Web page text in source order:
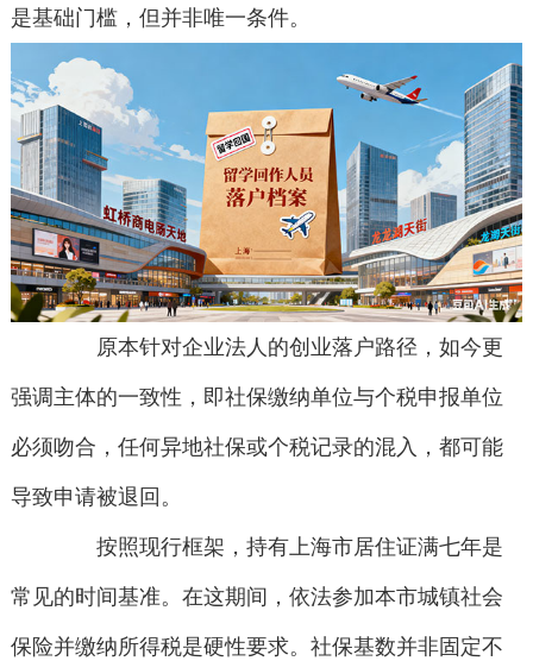
是基础门槛，但并非唯一条件。
原本针对企业法人的创业落户路径，如今更
强调主体的一致性，即社保缴纳单位与个税申报单位
必须吻合，任何异地社保或个税记录的混入，都可能
导致申请被退回。
按照现行框架，持有上海市居住证满七年是
常见的时间基准。在这期间，依法参加本市城镇社会
保险并缴纳所得税是硬性要求。社保基数并非固定不